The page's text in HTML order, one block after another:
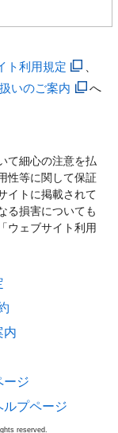
ト利用規定
いのご案内
へ
て細心の注意を払
性等に関して保証
イトに掲載されて
る損害についても
ウェブサイト利用
内
ージ
プページ
reserved.